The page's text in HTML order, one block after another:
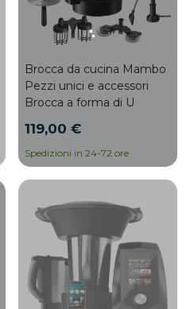
Brocca da cucina Mambo
Pezzi unici e accessori
Brocca a forma di U
119,00 €
Spedizioni in 24-72 ore